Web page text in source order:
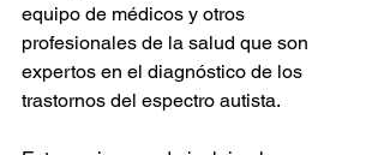
equipo de médicos y otros
profesionales de la salud que son
expertos en el diagnóstico de los
trastornos del espectro autista.